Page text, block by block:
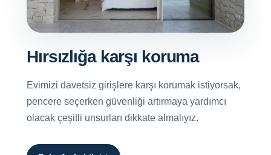
Hırsızlığa karşı koruma
Evimizi davetsiz girişlere karşı korumak istiyorsak,
pencere seçerken güvenliği artırmaya yardımcı
olacak çeşitli unsurları dikkate almalıyız.